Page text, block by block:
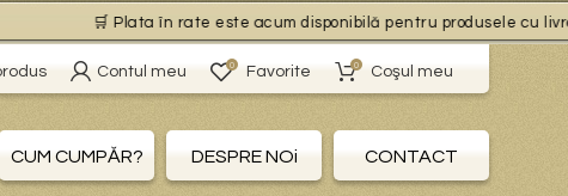
🛒 Plata în rate este acum disponibilă pentru produsele cu livrare
Contul meu 0 Favorite 0 Coşul meu
CUM CUMPĂR? DESPRE NOi CONTACT